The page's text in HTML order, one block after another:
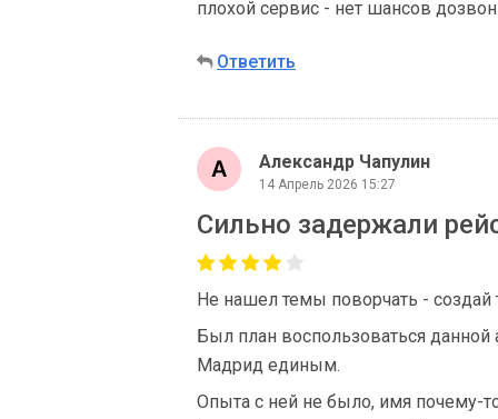
плохой сервис - нет шансов
Ответить
Александр Чапулин
14 Апрель 2026 15:27
Сильно задержали
Не нашел темы поворчать - создай
Был план воспользоваться
Мадрид единым.
Опыта с ней не было, имя почему-